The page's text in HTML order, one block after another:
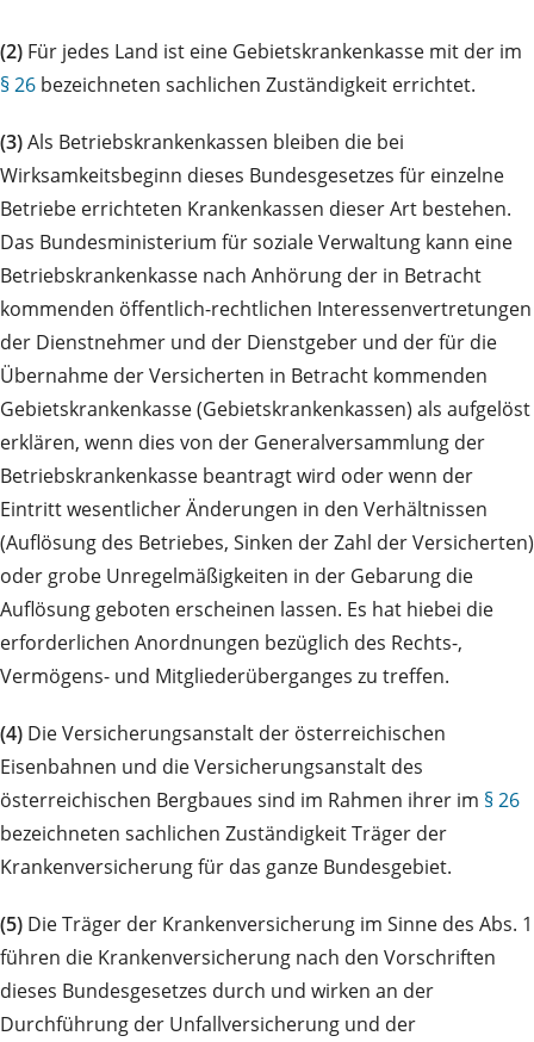
(2) Für jedes Land ist eine Gebietskrankenkasse mit der im
§ 26 bezeichneten sachlichen Zuständigkeit errichtet.
(3)Als Betriebskrankenkassen bleiben die bei
Wirksamkeitsbeginn dieses Bundesgesetzes für einzelne
Betriebe errichteten Krankenkassen dieser Art bestehen.
Das Bundesministerium für soziale Verwaltung kann eine
Betriebskrankenkasse nach Anhörung der in Betracht
kommenden öffentlich-rechtlichen Interessenvertretungen
der Dienstnehmer und der Dienstgeber und der für die
Übernahme der Versicherten in Betracht kommenden
Gebietskrankenkasse (Gebietskrankenkassen) als aufgelöst
erklären, wenn dies von der Generalversammlung der
Betriebskrankenkasse beantragt wird oder wenn der
Eintritt wesentlicher Änderungen in den Verhältnissen
(Auflösung des Betriebes, Sinken der Zahl der Versicherten)
oder grobe Unregelmäßigkeiten in der Gebarung die
Auflösung geboten erscheinen lassen. Es hat hiebei die
erforderlichen Anordnungen bezüglich des Rechts-,
Vermögens- und Mitgliederüberganges zu treffen.
(4) Die Versicherungsanstalt der österreichischen
Eisenbahnen und die Versicherungsanstalt des
österreichischen Bergbaues sind im Rahmen ihrer im § 26
bezeichneten sachlichen Zuständigkeit Träger der
Krankenversicherung für das ganze Bundesgebiet.
(5) Die Träger der Krankenversicherung im Sinne des Abs. 1
führen die Krankenversicherung nach den Vorschriften
dieses Bundesgesetzes durch und wirken an der
Durchführung der Unfallversicherung und der